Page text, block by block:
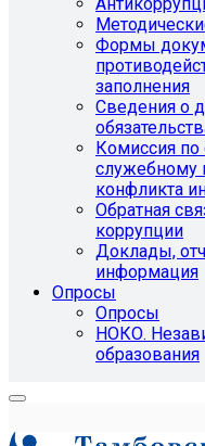
Формы
заполнения
Сведения о
Комиссия
служебному
конфликта
Обратная
коррупции
Доклады,
информация
Опросы
Опросы
НОКО.
образования